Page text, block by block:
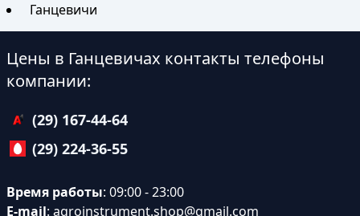
Ганцевичи
Цены в Ганцевичах контакты телефоны
компании:
(29) 167-44-64
(29) 224-36-55
Время работы: 09:00 - 23:00
E-mail: agroinstrument.shop@gmail.com